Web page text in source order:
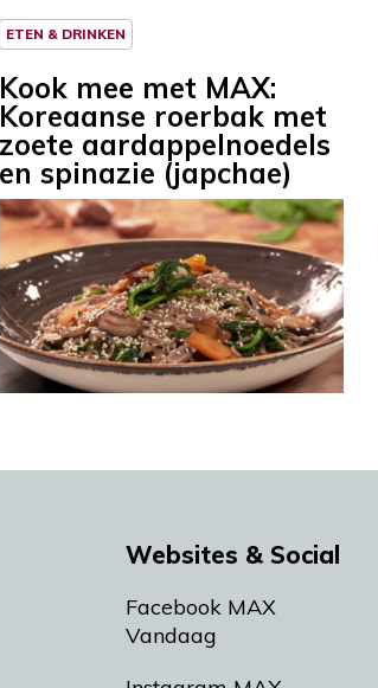
ETEN & DRINKEN
Kook mee met MAX:
Koreaanse roerbak met
zoete aardappelnoedels
en spinazie (japchae)
Websites & Social
Facebook MAX
Vandaag